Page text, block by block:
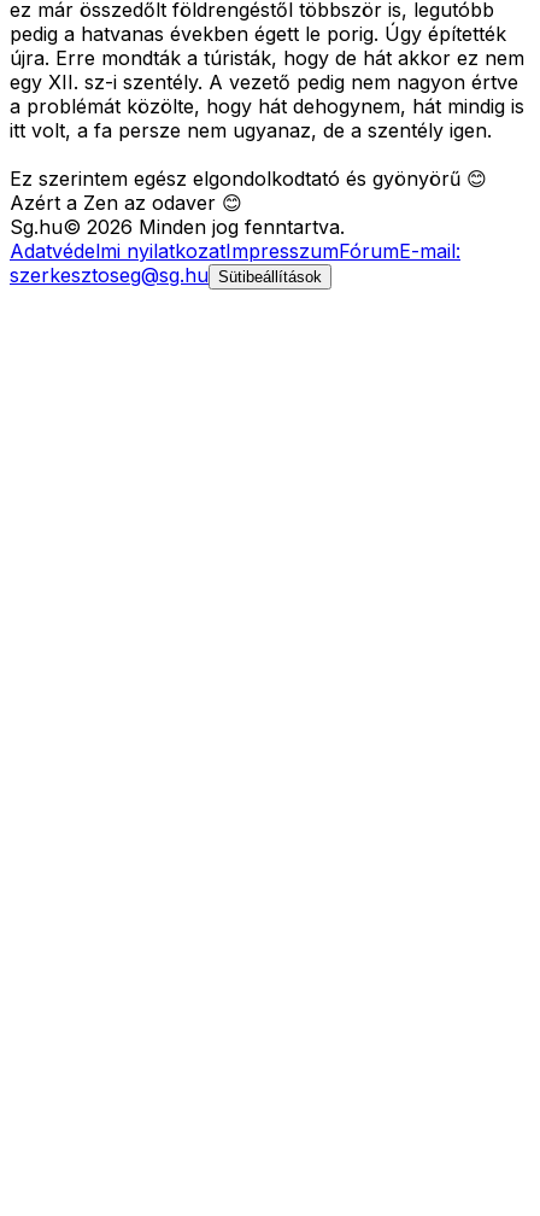
ez már összedőlt földrengéstől többször is, legutóbb
pedig a hatvanas években égett le porig. Úgy építették
újra. Erre mondták a túristák, hogy de hát akkor ez nem
egy XII. sz-i szentély. A vezető pedig nem nagyon értve
a problémát közölte, hogy hát dehogynem, hát mindig is
itt volt, a fa persze nem ugyanaz, de a szentély igen.
Ez szerintem egész elgondolkodtató és gyönyörű 😊
Azért a Zen az odaver 😊
Sg.hu© 2026 Minden jog fenntartva.
Adatvédelmi nyilatkozatImpresszumFórumE-mail:
szerkesztoseg@sg.hu Sütibeállítások